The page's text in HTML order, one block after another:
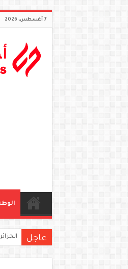
7 أغسطس، 2026
عاجل